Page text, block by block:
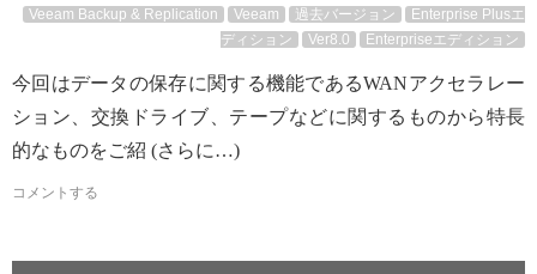
Veeam Backup & Replication
Veeam 過去バージョン
Enterprise Plusエ
ディション
Ver8.0 Enterpriseエディション
今回はデータの保存に関する機能であるWANアクセラレー
ション、交換ドライブ、テープなどに関するものから特長
的なものをご紹 (さらに…)
コメントする